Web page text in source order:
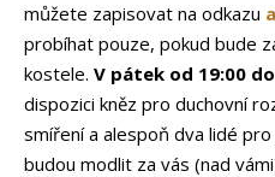
můžete zapisovat na odkazu
probíhat pouze, pokud bude
kostele. V pátek od 19:00
dispozici kněz pro duchovní
smíření a alespoň dva lidé
budou modlit za vás (nad